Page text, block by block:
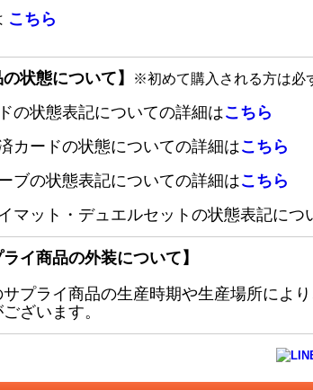
こちら
の状態について】 ※初めて購入される方は必
の状態表記についての詳細はこちら
カードの状態についての詳細はこちら
ブの状態表記についての詳細はこちら
マット・デュエルセットの状態表記につ
ライ商品の外装について】
プライ商品の生産時期や生産場所によ
ざいます。